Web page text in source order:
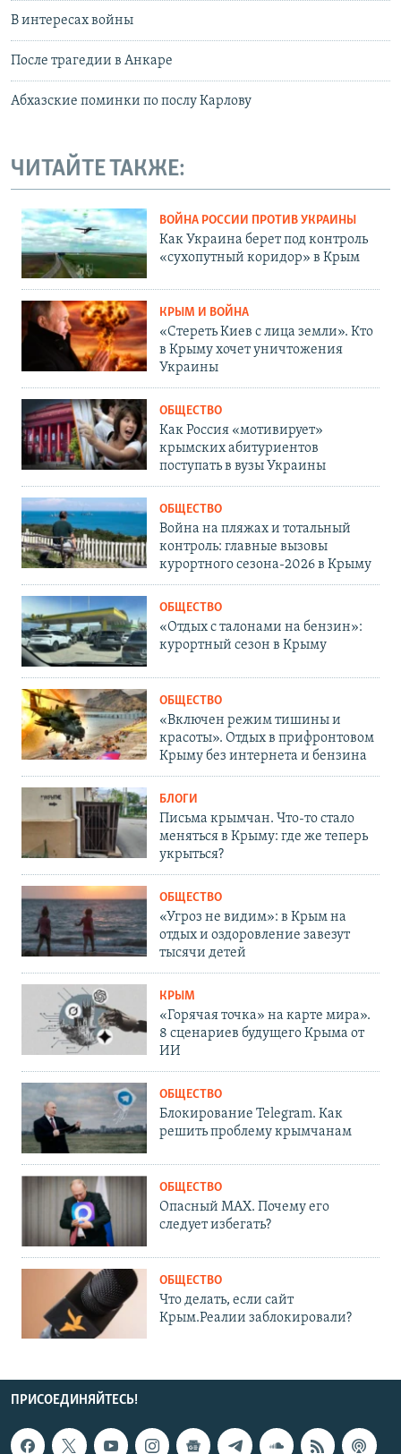
В интересах войны
После трагедии в Анкаре
Абхазские поминки по послу Карлову
ЧИТАЙТЕ ТАКЖЕ:
ВОЙНА РОССИИ ПРОТИВ УКРАИНЫ
Как Украина берет под контроль
«сухопутный коридор» в Крым
КРЫМ И ВОЙНА
«Стереть Киев с лица земли». Кто
в Крыму хочет уничтожения
Украины
ОБЩЕСТВО
Как Россия «мотивирует»
крымских абитуриентов
поступать в вузы Украины
ОБЩЕСТВО
Война на пляжах и тотальный
контроль: главные вызовы
курортного сезона-2026 в Крыму
ОБЩЕСТВО
«Отдых с талонами на бензин»:
курортный сезон в Крыму
ОБЩЕСТВО
«Включен режим тишины и
красоты». Отдых в прифронтовом
Крыму без интернета и бензина
БЛОГИ
Письма крымчан. Что-то стало
меняться в Крыму: где же теперь
укрыться?
ОБЩЕСТВО
«Угроз не видим»: в Крым на
отдых и оздоровление завезут
тысячи детей
КРЫМ
«Горячая точка» на карте мира».
8 сценариев будущего Крыма от
ИИ
ОБЩЕСТВО
Блокирование Telegram. Как
решить проблему крымчанам
ОБЩЕСТВО
Опасный MAX. Почему его
следует избегать?
ОБЩЕСТВО
Что делать, если сайт
Крым.Реалии заблокировали?
ПРИСОЕДИНЯЙТЕСЬ!